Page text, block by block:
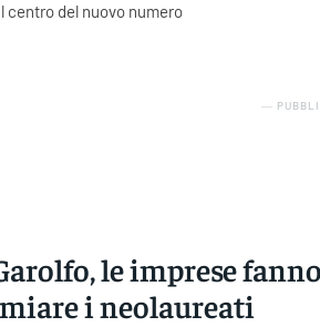
centro del nuovo numero
―
le imprese
i neolaureati